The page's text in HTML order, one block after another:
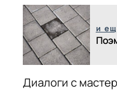
и
Диалоги с